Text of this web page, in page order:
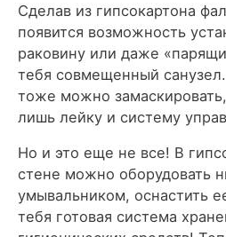
Сделав из гипсокартона
появится возможность
раковину или даже
тебя совмещенный
тоже можно
лишь лейку и систему
Но и это еще не все! В
стене можно оборудовать
умывальником, оснастить
тебя готовая система